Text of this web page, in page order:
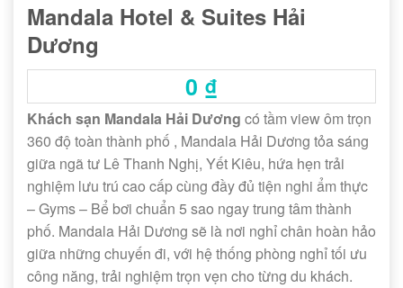
Mandala Hotel & Suites Hải
Dương
0 ₫
Khách sạn Mandala Hải Dương có tầm view ôm trọn
360 độ toàn thành phố , Mandala Hải Dương tỏa sáng
giữa ngã tư Lê Thanh Nghị, Yết Kiêu, hứa hẹn trải
nghiệm lưu trú cao cấp cùng đầy đủ tiện nghi ẩm thực
– Gyms – Bể bơi chuẩn 5 sao ngay trung tâm thành
phố. Mandala Hải Dương sẽ là nơi nghỉ chân hoàn hảo
giữa những chuyến đi, với hệ thống phòng nghỉ tối ưu
công năng, trải nghiệm trọn vẹn cho từng du khách.